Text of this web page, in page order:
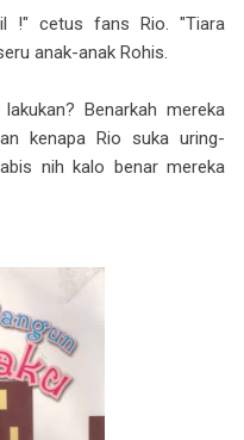
!" cetus fans Rio. "Tiara
anak-anak Rohis.
Benarkah mereka
kenapa Rio suka uring-
nih kalo benar mereka